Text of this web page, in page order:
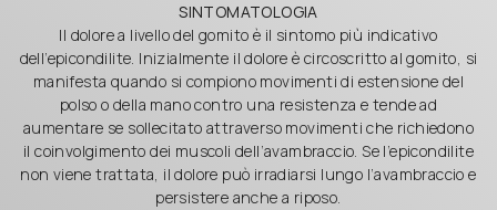
SINTOMATOLOGIA
Il dolore a livello del gomito è il sintomo più indicativo
dell’epicondilite. Inizialmente il dolore è circoscritto al gomito, si
manifesta quando si compiono movimenti di estensione del
polso o della mano contro una resistenza e tende ad
aumentare se sollecitato attraverso movimenti che richiedono
il coinvolgimento dei muscoli dell’avambraccio. Se l’epicondilite
non viene trattata, il dolore può irradiarsi lungo l’avambraccio e
persistere anche a riposo.